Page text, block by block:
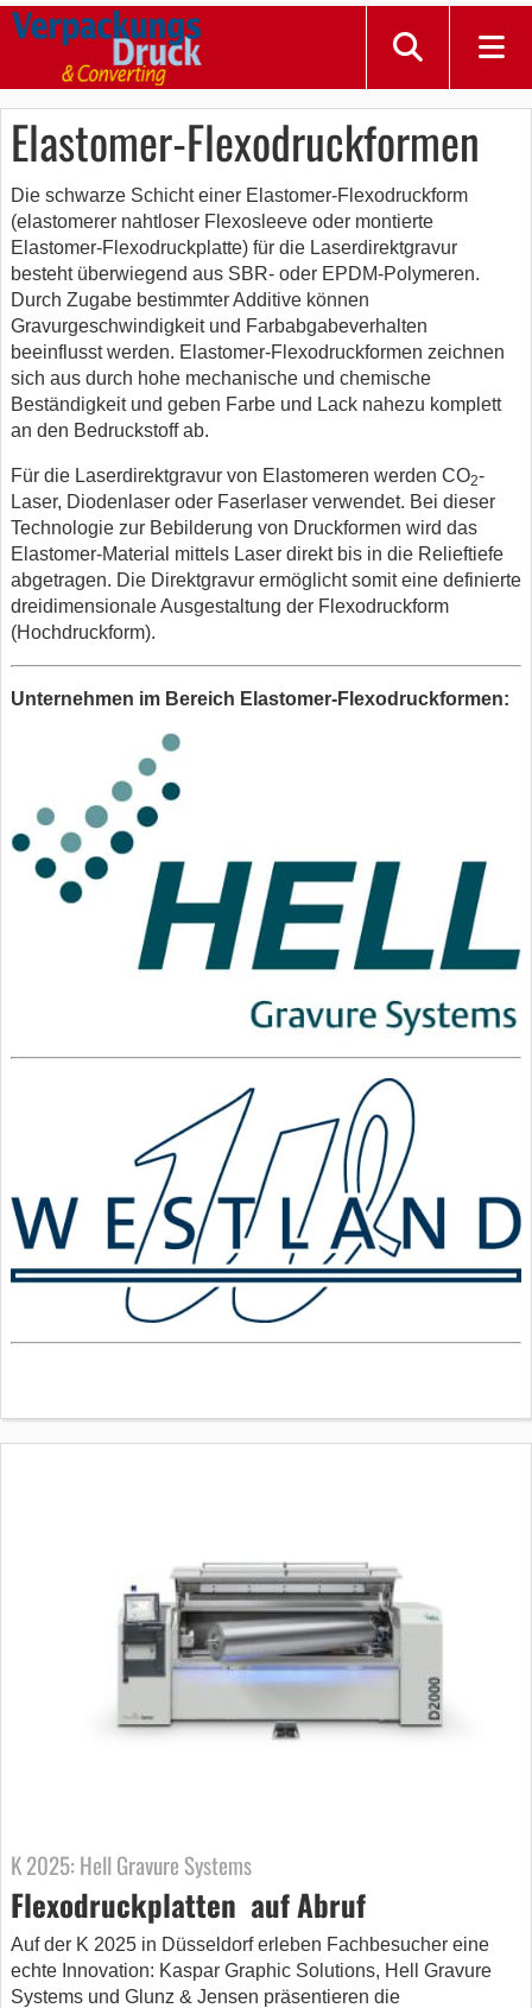
Elastomer-Flexodruckformen
Die schwarze Schicht einer Elastomer-Flexodruckform
(elastomerer nahtloser Flexosleeve oder montierte
Elastomer-Flexodruckplatte) für die Laserdirektgravur
besteht überwiegend aus SBR- oder EPDM-Polymeren.
Durch Zugabe bestimmter Additive können
Gravurgeschwindigkeit und Farbabgabeverhalten
beeinflusst werden. Elastomer-Flexodruckformen zeichnen
sich aus durch hohe mechanische und chemische
Beständigkeit und geben Farbe und Lack nahezu komplett
an den Bedruckstoff ab.
Für die Laserdirektgravur von Elastomeren werden CO2-
Laser, Diodenlaser oder Faserlaser verwendet. Bei dieser
Technologie zur Bebilderung von Druckformen wird das
Elastomer-Material mittels Laser direkt bis in die Relieftiefe
abgetragen. Die Direktgravur ermöglicht somit eine definierte
dreidimensionale Ausgestaltung der Flexodruckform
(Hochdruckform).
Unternehmen im Bereich Elastomer-Flexodruckformen:
K 2025: Hell Gravure Systems
Flexodruckplatten auf Abruf
Auf der K 2025 in Düsseldorf erleben Fachbesucher eine
echte Innovation: Kaspar Graphic Solutions, Hell Gravure
Systems und Glunz & Jensen präsentieren die